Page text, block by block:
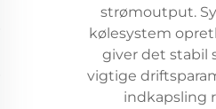
strømoutput.
kølesystem
giver det stabil
vigtige
indkapsling